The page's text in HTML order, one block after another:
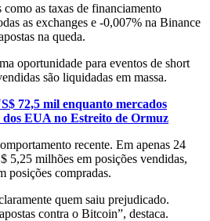
as taxas de financiamento
as exchanges e -0,007% na Binance
na queda.
oportunidade para eventos de short
são liquidadas em massa.
72,5 mil enquanto mercados
dos EUA no Estreito de Ormuz
recente. Em apenas 24
5,25 milhões em posições vendidas,
posições compradas.
quem saiu prejudicado.
contra o Bitcoin”, destaca.